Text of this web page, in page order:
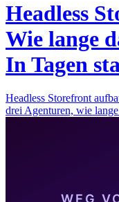
Headless
Wie lange
In Tagen
Headless Storefront
drei Agenturen, wie